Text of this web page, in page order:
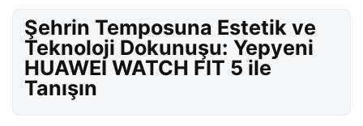
Şehrin Temposuna Estetik ve
Teknoloji Dokunuşu: Yepyeni
HUAWEI WATCH FIT 5 ile
Tanışın